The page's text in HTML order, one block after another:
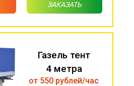
ЗАКАЗАТЬ
Газель тент
4 метра
от 550 рублей/час